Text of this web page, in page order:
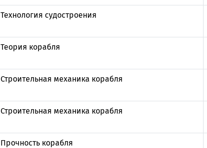
Технология судостроения
Теория корабля
Строительная механика корабля
Строительная механика корабля
Прочность корабля